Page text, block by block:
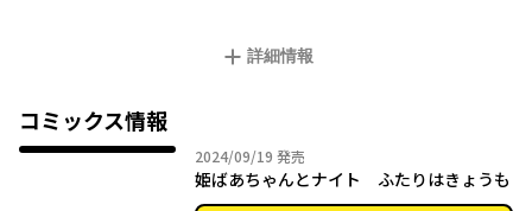
守る使命感がとても強くて…。
ぬくもりのあるタッチと優しい世界観で、読む人の心がきっと温
詳細情報
コミックス情報
2024/09/19 2024年09月19日
発売
姫ばあちゃんとナイト ふたりはきょうも